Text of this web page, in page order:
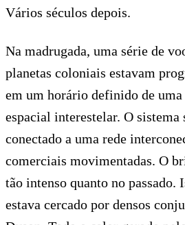
Vários séculos depois.
Na madrugada, uma série de
planetas coloniais estavam
em um horário definido de uma
espacial interestelar. O sistema
conectado a uma rede
comerciais movimentadas. O
tão intenso quanto no passado.
estava cercado por densos